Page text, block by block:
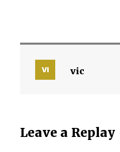
vic
Leave a Replay